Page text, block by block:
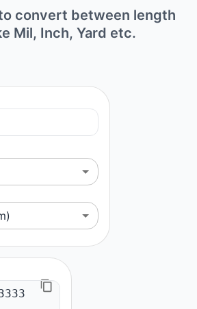
convert between length
Mil, Inch, Yard etc.